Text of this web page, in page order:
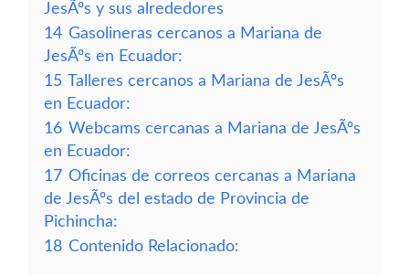
JesÃºs y sus alrededores
14 Gasolineras cercanos a Mariana de
JesÃºs en Ecuador:
15 Talleres cercanos a Mariana de JesÃºs
en Ecuador:
16 Webcams cercanas a Mariana de JesÃºs
en Ecuador:
17 Oficinas de correos cercanas a Mariana
de JesÃºs del estado de Provincia de
Pichincha:
18 Contenido Relacionado: